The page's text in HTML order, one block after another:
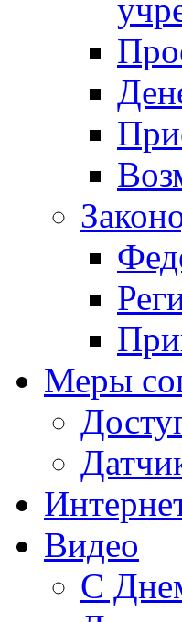
Меры
Видео
С